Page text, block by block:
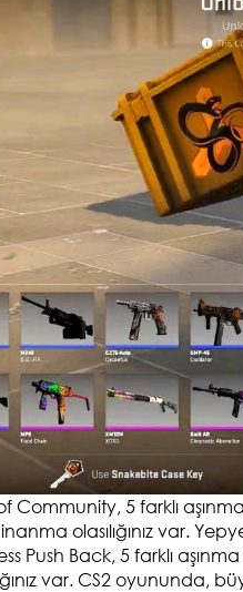
Community, 5 farklı
olasılığınız var.
Push Back, 5 farklı
var. CS2 oyununda,